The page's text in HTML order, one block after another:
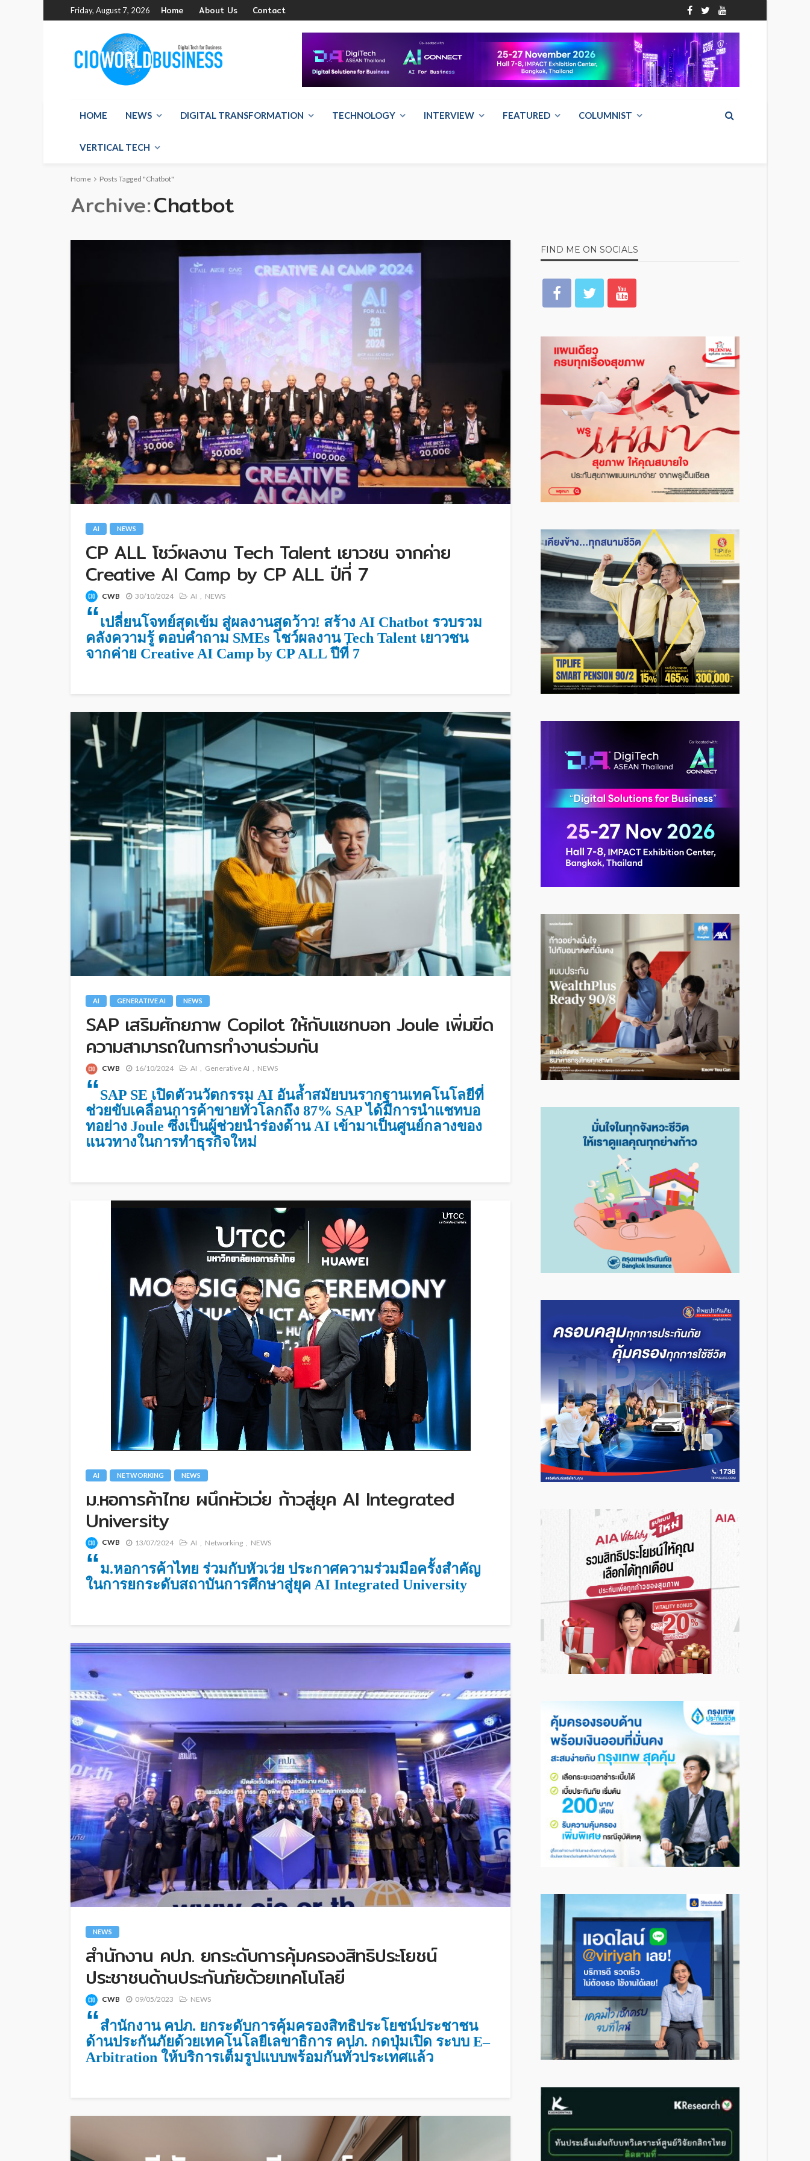
Friday, August 7, 2026 Home About Us Contact
HOME NEWS DIGITAL TRANSFORMATION TECHNOLOGY INTERVIEW FEATURED COLUMNIST
VERTICAL TECH
Home Posts Tagged "Chatbot"
Archive Chatbot
AI NEWS
CP ALL โชว์ผลงาน Tech Talent เยาวชน จากค่าย
Creative AI Camp by CP ALL ปีที่ 7
CWB 30/10/2024 AI NEWS
“เปลี่ยนโจทย์สุดเข้ม สู่ผลงานสุดว้าว! สร้าง AI Chatbot รวบรวม
คลังความรู้ ตอบคำถาม SMEs โชว์ผลงานTech Talent เยาวชน
จากค่าย Creative AI Camp by CP ALL ปีที่ 7
AI GENERATIVE AI NEWS
SAP เสริมศักยภาพ Copilot ให้กับแชทบอท Joule เพิ่มขีด
ความสามารถในการทำงานร่วมกัน
CWB 16/10/2024 AI Generative AI NEWS
“SAP SE เปิดตัวนวัตกรรม AI อันล้ำสมัยบนรากฐานเทคโนโลยีที่
ช่วยขับเคลื่อนการค้าขายทั่วโลกถึง 87% SAP ได้มีการนำแชทบอ
ทอย่าง Joule ซึ่งเป็นผู้ช่วยนำร่องด้าน AI เข้ามาเป็นศูนย์กลางของ
แนวทางในการทำธุรกิจใหม่
AI NETWORKING NEWS
ม.หอการค้าไทย ผนึกหัวเว่ย ก้าวสู่ยุค AI Integrated
University
CWB 13/07/2024 AI Networking NEWS
“ม.หอการค้าไทย ร่วมกับหัวเว่ย ประกาศความร่วมมือครั้งสำคัญ
ในการยกระดับสถาบันการศึกษาสู่ยุค AI Integrated University
NEWS
สำนักงาน คปภ. ยกระดับการคุ้มครองสิทธิประโยชน์
ประชาชนด้านประกันภัยด้วยเทคโนโลยี
CWB 09/05/2023 NEWS
“สำนักงาน คปภ. ยกระดับการคุ้มครองสิทธิประโยชน์ประชาชน
ด้านประกันภัยด้วยเทคโนโลยีเลขาธิการ คปภ. กดปุ่มเปิด ระบบ E–
Arbitration ให้บริการเต็มรูปแบบพร้อมกันทั่วประเทศแล้ว
FIND ME ON SOCIALS